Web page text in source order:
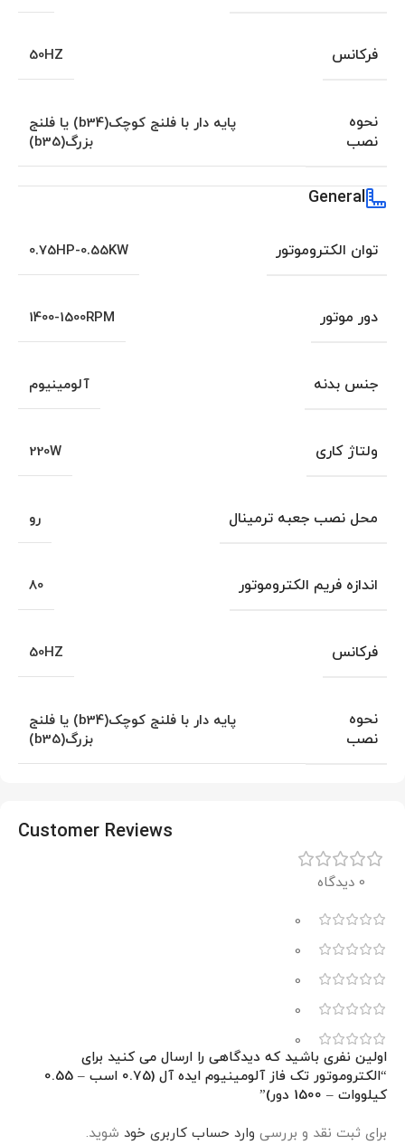
فرکانس 50HZ
نحوه
نصب
پایه دار با فلنج کوچک(b34) یا فلنج
بزرگ(b35)
General
توان الکتروموتور 0.75HP-0.55KW
دور موتور 1400-1500RPM
جنس بدنه آلومینیوم
ولتاژ کاری 220W
محل نصب جعبه ترمینال رو
اندازه فریم الکتروموتور 80
فرکانس 50HZ
نحوه
نصب
پایه دار با فلنج کوچک(b34) یا فلنج
بزرگ(b35)
Customer Reviews
0 دیدگاه
0
0
0
0
0
اولین نفری باشید که دیدگاهی را ارسال می کنید برای
“الکتروموتور تک فاز آلومینیوم ایده آل (0.75 اسب – 0.55
کیلووات – 1500 دور)”
برای ثبت نقد و بررسی وارد حساب کاربری خود شوید.